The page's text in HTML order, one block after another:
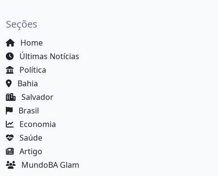
Seções
Home
Últimas Notícias
Política
Bahia
Salvador
Brasil
Economia
Saúde
Artigo
MundoBA Glam